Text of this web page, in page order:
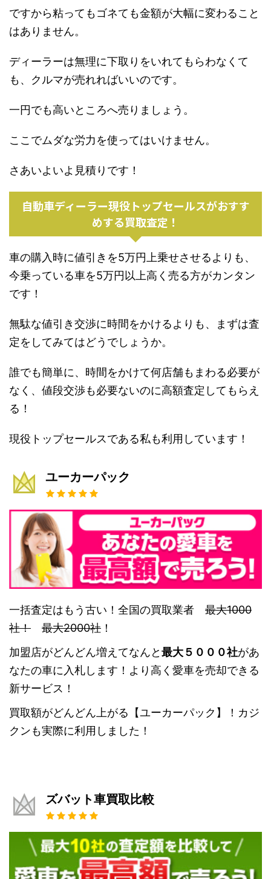
ですから粘ってもゴネても金額が大幅に変わること
はありません。
ディーラーは無理に下取りをいれてもらわなくて
も、クルマが売れればいいのです。
一円でも高いところへ売りましょう。
ここでムダな労力を使ってはいけません。
さあいよいよ見積りです！
自動車ディーラー現役トップセールスがおすす
めする買取査定！
車の購入時に値引きを5万円上乗せさせるよりも、
今乗っている車を5万円以上高く売る方がカンタン
です！
無駄な値引き交渉に時間をかけるよりも、まずは査
定をしてみてはどうでしょうか。
誰でも簡単に、時間をかけて何店舗もまわる必要が
なく、値段交渉も必要ないのに高額査定してもらえ
る！
現役トップセールスである私も利用しています！
ユーカーパック
一括査定はもう古い！全国の買取業者 最大1000
社！
最大2000社 ！
加盟店がどんどん増えてなんと最大５０００社があ
なたの車に入札します！より高く愛車を売却できる
新サービス！
買取額がどんどん上がる【ユーカーパック】！カジ
クンも実際に利用しました！
ズバット車買取比較